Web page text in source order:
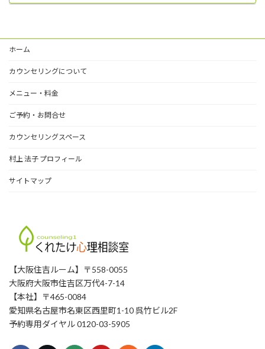
ホーム
カウンセリングについて
メニュー・料金
ご予約・お問合せ
カウンセリングスペース
村上 法子 プロフィール
サイトマップ
【大阪住吉ルーム】〒558-0055
大阪府大阪市住吉区万代4-7-14
【本社】〒465-0084
愛知県名古屋市名東区西里町1-10 呉竹ビル2F
予約専用ダイヤル 0120-03-5905